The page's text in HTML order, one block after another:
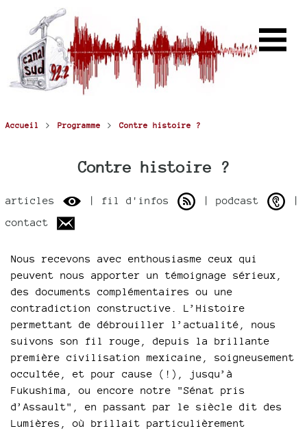
Accueil > Programme > Contre histoire ?
Contre histoire ?
articles | fil d'infos | podcast
|
contact
Nous recevons avec enthousiasme ceux qui
peuvent nous apporter un témoignage sérieux,
des documents complémentaires ou une
contradiction constructive. L’Histoire
permettant de débrouiller l’actualité, nous
suivons son fil rouge, depuis la brillante
première civilisation mexicaine, soigneusement
occultée, et pour cause (!), jusqu’à
Fukushima, ou encore notre "Sénat pris
d’Assault", en passant par le siècle dit des
Lumières, où brillait particulièrement